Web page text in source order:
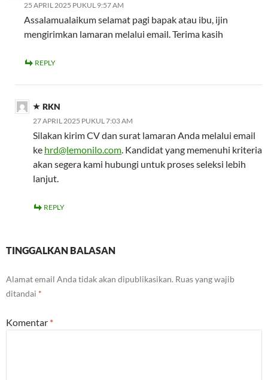
25 APRIL 2025 PUKUL 9:57 AM
Assalamualaikum selamat pagi bapak atau ibu, ijin
mengirimkan lamaran melalui email. Terima kasih
REPLY
RKN
27 APRIL 2025 PUKUL 7:03 AM
Silakan kirim CV dan surat lamaran Anda melalui email
ke hrd@lemonilo.com. Kandidat yang memenuhi kriteria
akan segera kami hubungi untuk proses seleksi lebih
lanjut.
REPLY
TINGGALKAN BALASAN
Alamat email Anda tidak akan dipublikasikan. Ruas yang wajib
ditandai *
Komentar *